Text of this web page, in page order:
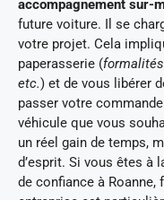
accompagnement sur-
future voiture. Il se
votre projet. Cela
paperasserie (
etc.) et de vous libérer
passer votre
véhicule que vous
un réel gain de temps,
d’esprit. Si vous êtes à
de confiance à Roanne,